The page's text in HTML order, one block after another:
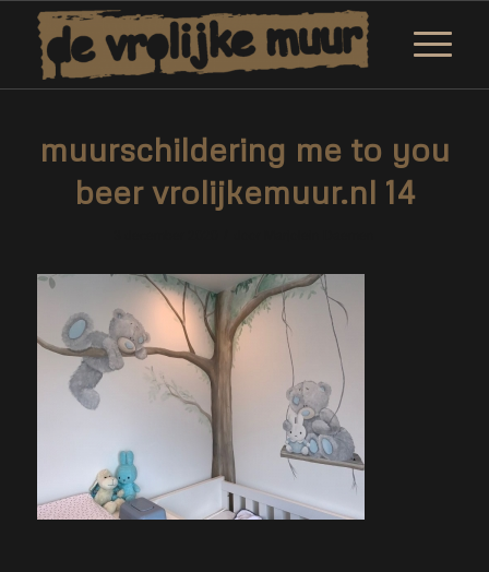
muurschildering me to you
beer vrolijkemuur.nl 14